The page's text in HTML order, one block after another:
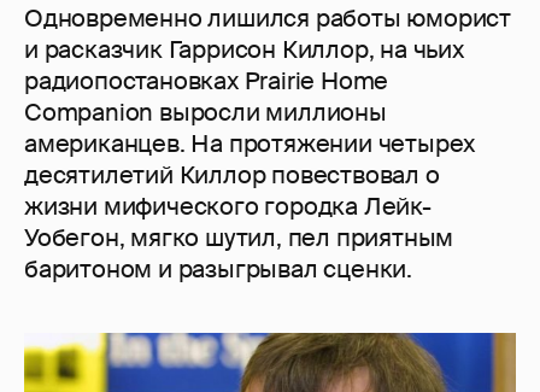
Одновременно лишился работы юморист
и расказчик Гаррисон Киллор, на чьих
радиопостановках Prairie Home
Companion выросли миллионы
американцев. На протяжении четырех
десятилетий Киллор повествовал о
жизни мифического городка Лейк-
Уобегон, мягко шутил, пел приятным
баритоном и разыгрывал сценки.